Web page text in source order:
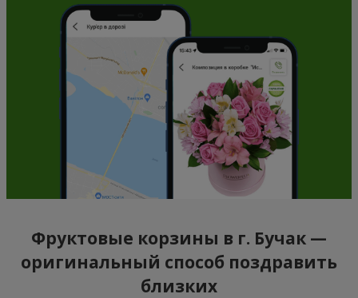
Фруктовые корзины в г. Бучак —
оригинальный способ поздравить
близких